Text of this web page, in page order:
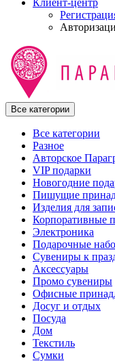
Клиент-центр
Все категории
Все категории
Разное
Авторское
VIP подарки
Новогодние
Пишущие
Изделия для
Корпоративные
Электроника
Подарочные
Сувениры к
Аксессуары
Промо сувениры
Офисные
Досуг и отдых
Посуда
Дом
Текстиль
Сумки